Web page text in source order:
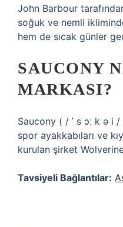
John Barbour
soğuk ve nemli
hem de sıcak günler
SAUCONY
MARKASI?
Saucony ( / ˈ s ɔː k ə i
spor ayakkabıları ve
kurulan şirket
Tavsiyeli Bağlantılar: